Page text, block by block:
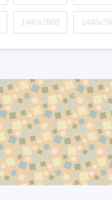
1440x2880